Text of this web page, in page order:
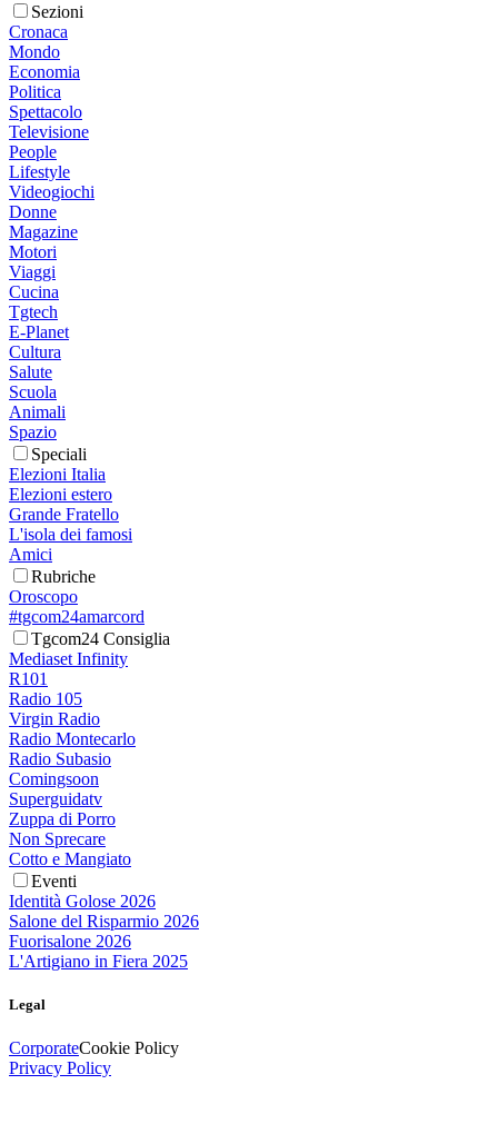
Sezioni
Cronaca
Mondo
Economia
Politica
Spettacolo
Televisione
People
Lifestyle
Videogiochi
Donne
Magazine
Motori
Viaggi
Cucina
Tgtech
E-Planet
Cultura
Salute
Scuola
Animali
Spazio
Speciali
Elezioni Italia
Elezioni estero
Grande Fratello
L'isola dei famosi
Amici
Rubriche
Oroscopo
#tgcom24amarcord
Tgcom24 Consiglia
Mediaset Infinity
R101
Radio 105
Virgin Radio
Radio Montecarlo
Radio Subasio
Comingsoon
Superguidatv
Zuppa di Porro
Non Sprecare
Cotto e Mangiato
Eventi
Identità Golose 2026
Salone del Risparmio 2026
Fuorisalone 2026
L'Artigiano in Fiera 2025
Legal
CorporateCookie Policy
Privacy Policy